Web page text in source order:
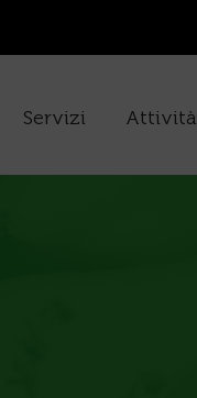
Servizi Attività